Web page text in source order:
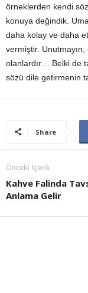
örneklerden kendi
konuya değindik.
daha kolay ve daha
vermiştir.
olanlardır… Belki de
sözü dile getirmenin
Share
Önceki İçerik
Kahve Falinda
Anlama Gelir